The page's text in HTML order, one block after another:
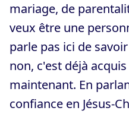
mariage, de
veux être une
parle pas ici de
non, c'est déjà
maintenant. En
confiance en Jésus-